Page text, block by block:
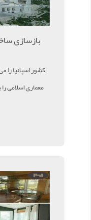
بازسازی
کشور اسپانیا را
معماری اسلامی